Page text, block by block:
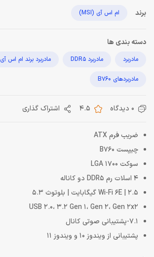
برند ام اس آی (MSI)
دسته بندی ها
مادربرد مادربرد DDR5 مادربرد برند ام اس آی
مادربردهای B760
0 دیدگاه 4.5 اشتراک گذاری
ضریب فرم ATX
چیپست B760
سوکت LGA 1700
4 اسلات رم DDR5 دو کاناله
Wi-Fi 6E | 2.5 گیگابایت | بلوتوث 5.3
USB 2.0، 3.2 Gen 1، Gen 2، Gen 2x2
7.1-پشتیبانی صوتی کانال
پشتیبانی از ویندوز 10 و ویندوز 11